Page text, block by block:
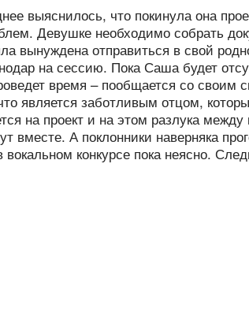
выяснилось, что покинула она
Девушке необходимо собрать
вынуждена отправиться в свой
на сессию. Пока Саша будет
время – пообщается со своим
является заботливым отцом,
на проект и на этом разлука
А поклонники наверняка
конкурсе пока неясно.